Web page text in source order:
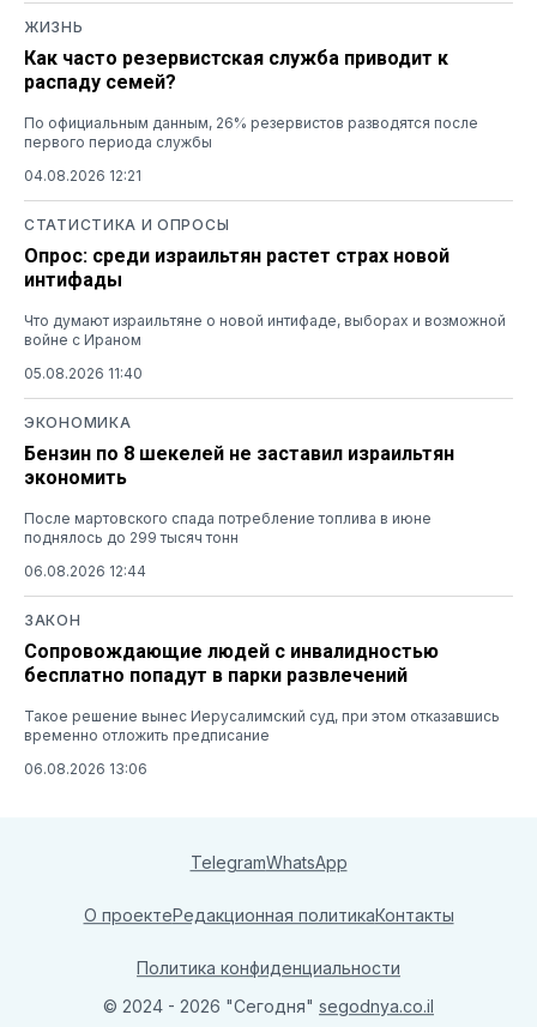
ЖИЗНЬ
Как часто резервистская служба приводит к
распаду семей?
По официальным данным, 26% резервистов разводятся после
первого периода службы
04.08.2026 12:21
СТАТИСТИКА И ОПРОСЫ
Опрос: среди израильтян растет страх новой
интифады
Что думают израильтяне о новой интифаде, выборах и возможной
войне с Ираном
05.08.2026 11:40
ЭКОНОМИКА
Бензин по 8 шекелей не заставил израильтян
экономить
После мартовского спада потребление топлива в июне
поднялось до 299 тысяч тонн
06.08.2026 12:44
ЗАКОН
Сопровождающие людей с инвалидностью
бесплатно попадут в парки развлечений
Такое решение вынес Иерусалимский суд, при этом отказавшись
временно отложить предписание
06.08.2026 13:06
TelegramWhatsApp
О проектеРедакционная политикаКонтакты
Политика конфиденциальности
© 2024 - 2026 "Сегодня" segodnya.co.il